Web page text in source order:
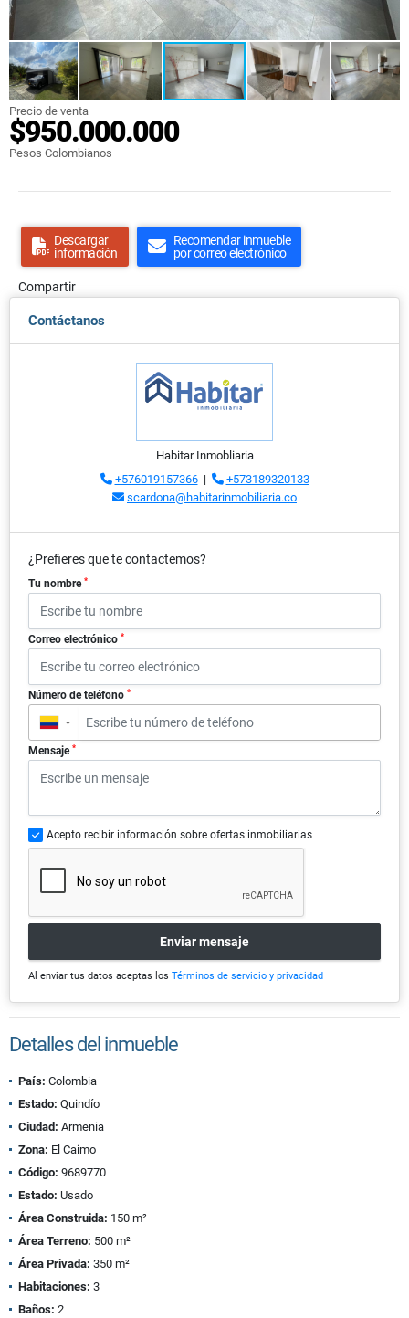
Precio de venta
$950.000.000
Pesos Colombianos
Descargar
información
Recomendar inmueble
por correo electrónico
Compartir
Contáctanos
Habitar Inmobliaria
+576019157366|
+573189320133
scardona@habitarinmobiliaria.co
¿Prefieres que te contactemos?
Tu nombre *
Correo electrónico *
Número de teléfono *
▼
Mensaje *
Acepto recibir información sobre ofertas inmobiliarias
Enviar mensaje
Al enviar tus datos aceptas los Términos de servicio y privacidad
Detalles del inmueble
País: Colombia
Estado: Quindío
Ciudad: Armenia
Zona: El Caimo
Código: 9689770
Estado: Usado
Área Construida: 150 m²
Área Terreno: 500 m²
Área Privada: 350 m²
Habitaciones: 3
Baños: 2